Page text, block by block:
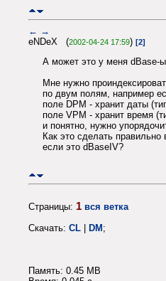
← →
eNDeX (2002-04-24 17:59) [2]
А может это у меня dBase-
Мне нужно
по двум полям, например
поле DPM - хранит даты
поле VPM - хранит время
и понятно, нужно
Как это сделать
если это dBaseIV?
Страницы: 1 вся ветка
Скачать: CL | DM;
Память: 0.45 MB